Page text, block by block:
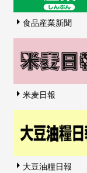
食品産業新聞
米麦日報
大豆油糧日報